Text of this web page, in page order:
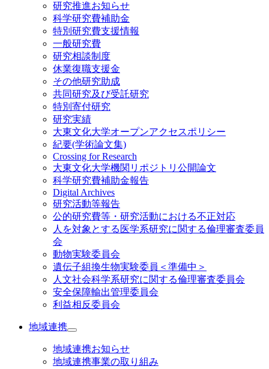
研究推進お知らせ
科学研究費補助金
特別研究費支援情報
一般研究費
研究相談制度
休業復職支援金
その他研究助成
共同研究及び受託研究
特別寄付研究
研究実績
大東文化大学オープンアクセスポリシー
紀要(学術論文集)
Crossing for Research
大東文化大学機関リポジトリ公開論文
科学研究費補助金報告
Digital Archives
研究活動等報告
公的研究費等・研究活動における不正対応
人を対象とする医学系研究に関する倫理審査委員
会
動物実験委員会
遺伝子組換生物実験委員＜準備中＞
人文社会科学系研究に関する倫理審査委員会
安全保障輸出管理委員会
利益相反委員会
地域連携
地域連携お知らせ
地域連携事業の取り組み